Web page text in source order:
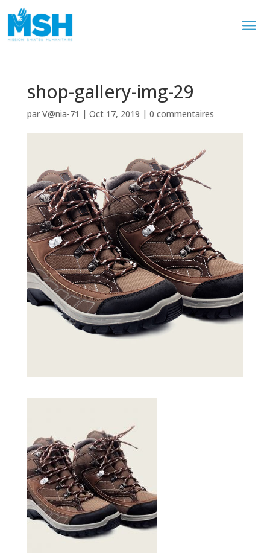
shop-gallery-img-29
par V@nia-71 | Oct 17, 2019 | 0 commentaires